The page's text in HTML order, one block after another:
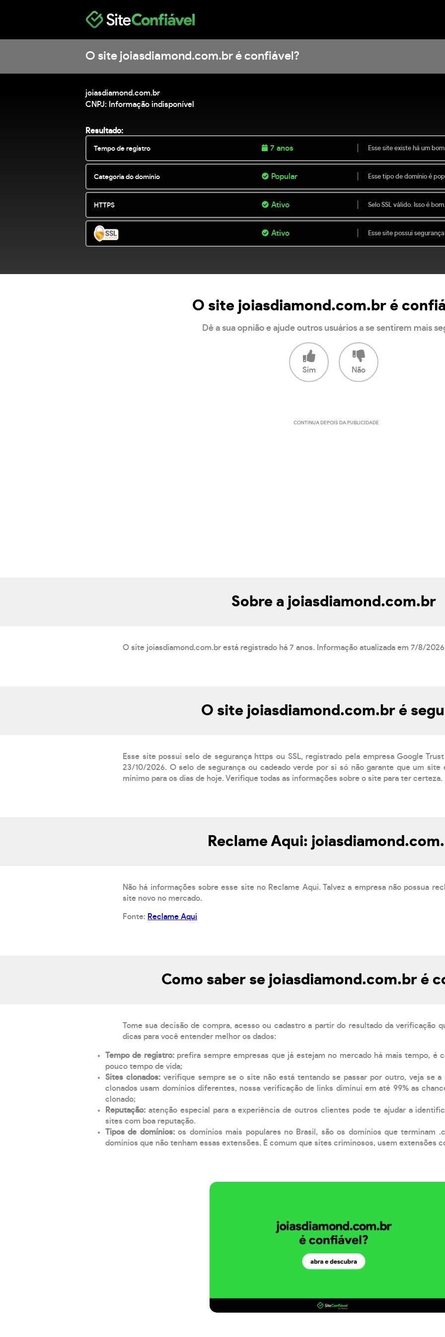
O site joiasdiamond.com.br é confiável?
joiasdiamond.com.br
CNPJ: Informação indisponível
Resultado:
Tempo de registro 7 anos Esse site existe há um
Categoria do domínio Popular Esse tipo de domínio é
HTTPS Ativo Selo SSL válido. Isso é
Ativo Esse site possui
O site joiasdiamond.com.br é
Dê a sua opnião e ajude outros usuários a se sentirem mais
Sim Não
CONTINUA DEPOIS DA PUBLICIDADE
Sobre a joiasdiamond.com.br
O site joiasdiamond.com.br está registrado há 7 anos. Informação atualizada em 7/8/
O site joiasdiamond.com.br é
Esse site possui selo de segurança https ou SSL, registrado pela empresa Google
23/10/2026. O selo de segurança ou cadeado verde por si só não garante que um
mínimo para os dias de hoje. Verifique todas as informações sobre o site para ter certeza.
Reclame Aqui:
Não há informações sobre esse site no Reclame Aqui. Talvez a empresa não possua
site novo no mercado.
Fonte: Reclame Aqui
Como saber se joiasdiamond.com.br é
Tome sua decisão de compra, acesso ou cadastro a partir do resultado da verificação
dicas para você entender melhor os dados:
Tempo de registro: prefira sempre empresas que já estejam no mercado há mais tempo, é
pouco tempo de vida;
Sites clonados: verifique sempre se o site não está tentando se passar por outro, veja se
clonados usam domínios diferentes, nossa verificação de links diminui em até 99% as
clonado;
Reputação: atenção especial para a experiência de outros clientes pode te ajudar a
sites com boa reputação.
Tipos de domínios:os domínios mais populares no Brasil, são os domínios que terminam
domínios que não tenham essas extensões. É comum que sites criminosos, usem extensões